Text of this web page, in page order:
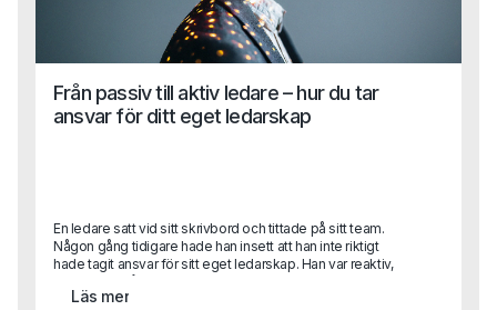
Från passiv till aktiv ledare – hur du tar
ansvar för ditt eget ledarskap
En ledare satt vid sitt skrivbord och tittade på sitt team.
Någon gång tidigare hade han insett att han inte riktigt
hade tagit ansvar för sitt eget ledarskap. Han var reaktiv,
hade väntat på att förändringar skulle komma till honom,
Läs mer